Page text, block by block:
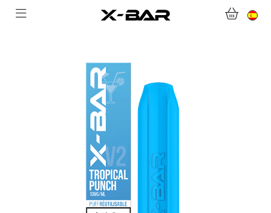
CONTACTA CON NOSOTROS
PREGUNTAS MÁS FRECUENTES
CONVIÉRTASE EN UN MAYORISTA DE X-BAR